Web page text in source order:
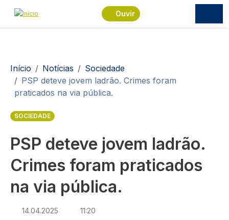
Passar para o conteúdo principal
Ouvir
Navegação estrutural
Início Notícias
Sociedade
PSP deteve jovem ladrão. Crimes foram
praticados na via pública.
SOCIEDADE
PSP deteve jovem ladrão.
Crimes foram praticados
na via pública.
14.04.2025 11:20